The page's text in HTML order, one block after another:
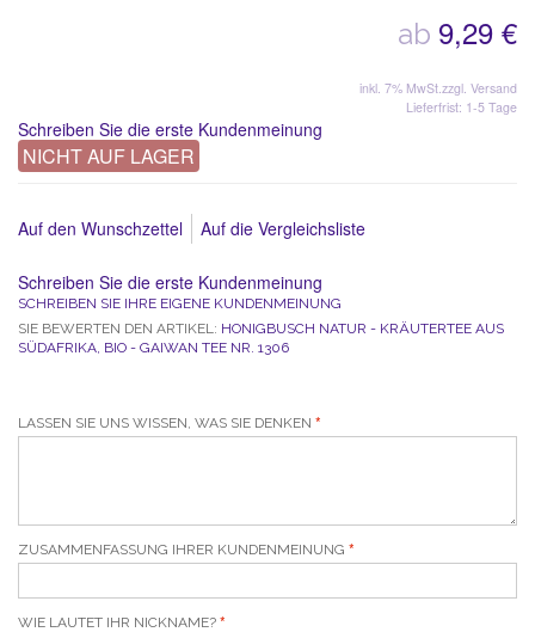
ab 9,29 €
inkl. 7% MwSt.zzgl. Versand
Lieferfrist: 1-5 Tage
Schreiben Sie die erste Kundenmeinung
NICHT AUF LAGER
Auf den Wunschzettel Auf die Vergleichsliste
Schreiben Sie die erste Kundenmeinung
SCHREIBEN SIE IHRE EIGENE KUNDENMEINUNG
SIE BEWERTEN DEN ARTIKEL: HONIGBUSCH NATUR - KRÄUTERTEE AUS
SÜDAFRIKA, BIO - GAIWAN TEE NR. 1306
LASSEN SIE UNS WISSEN, WAS SIE DENKEN
ZUSAMMENFASSUNG IHRER KUNDENMEINUNG
WIE LAUTET IHR NICKNAME?